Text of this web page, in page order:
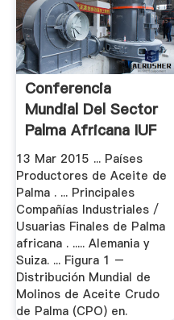
Conferencia
Mundial Del Sector
Palma Africana IUF
13 Mar 2015 ... Países
Productores de Aceite de
Palma . ... Principales
Compañías Industriales /
Usuarias Finales de Palma
africana . ..... Alemania y
Suiza. ... Figura 1 –
Distribución Mundial de
Molinos de Aceite Crudo
de Palma (CPO) en.